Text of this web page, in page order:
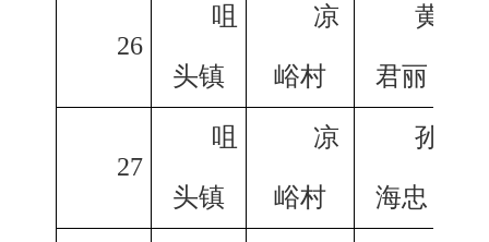
26
咀
头镇
凉
峪村
黄
君丽
27
咀
头镇
凉
峪村
孙
海忠